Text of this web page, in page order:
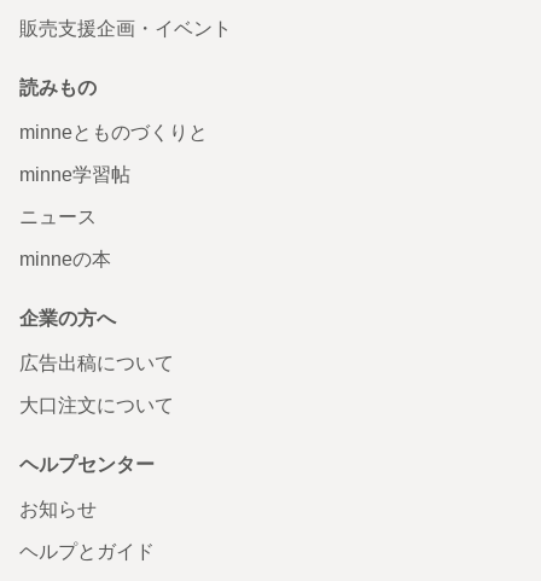
販売支援企画・イベント
読みもの
minneとものづくりと
minne学習帖
ニュース
minneの本
企業の方へ
広告出稿について
大口注文について
ヘルプセンター
お知らせ
ヘルプとガイド